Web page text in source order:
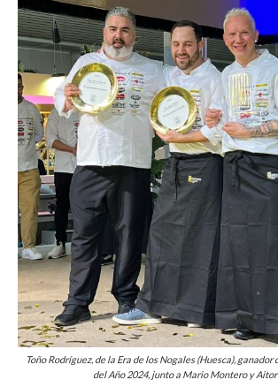
Toño Rodríguez, de la Era de los Nogales (Huesca),
del Año 2024, junto a Mario Montero y Aitor